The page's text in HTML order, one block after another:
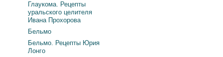
Глаукома. Рецепты
уральского целителя
Ивана Прохорова
Бельмо
Бельмо. Рецепты Юрия
Лонго